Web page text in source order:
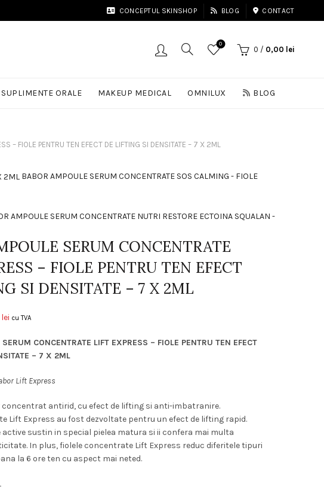
CONCEPTUL SKINSHOP BLOG CONTACT
0
0 / 0,00 lei
SUPLIMENTE ORALE MAKEUP MEDICAL OMNILUX BLOG
– FIOLE PENTRU TEN EFECT DE LIFTING SI DENSITATE – 7 X 2ML
BABOR AMPOULE SERUM CONCENTRATE SOS CALMING - FIOLE
AMPOULE SERUM CONCENTRATE NUTRI RESTORE ECTOINA SQUALAN -
SERUM CONCENTRATE
– FIOLE PENTRU TEN EFECT
SI DENSITATE – 7 X 2ML
lei Prețul
este:
289,00 lei.
cu TVA
CONCENTRATE LIFT EXPRESS – FIOLE PENTRU TEN EFECT
– 7 X 2ML
Lift Express
antirid, cu efect de lifting si anti-imbatranire.
Lift Express au fost dezvoltate pentru un efect de lifting rapid.
active sustin in special pielea matura si ii confera mai multa
In plus, fiolele concentrate Lift Express reduc diferitele tipuri
la 6 ore ten cu aspect mai neted.